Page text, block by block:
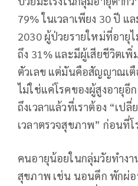
79% ในเวลาเพียง 30 ปี
2030 ผู้ป่วยรายใหม่ที่อายุ
ถึง 31% และมีผู้เสียชีวิตเ
ตัวเลข แต่มันคือสัญญาณเตื
ไม่ใช่แค่โรคของผู้สูงอายุ
ถึงเวลาแล้วที่เราต้อง “เป
เวลาตรวจสุขภาพ” ก่อนที่
คนอายุน้อยในกลุ่มวัยทำง
สุขภาพ เช่น นอนดึก พักผ่อ